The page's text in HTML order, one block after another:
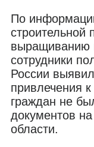
По
строительной
выращиванию
сотрудники
России
привлечения
граждан не
документов
области.